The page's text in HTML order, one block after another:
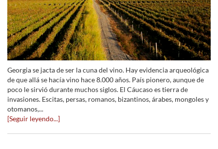
Georgia se jacta de ser la cuna del vino. Hay evidencia arqueológica
de que allá se hacía vino hace 8.000 años. País pionero, aunque de
poco le sirvió durante muchos siglos. El Cáucaso es tierra de
invasiones. Escitas, persas, romanos, bizantinos, árabes, mongoles y
otomanos,...
[Seguir leyendo...]